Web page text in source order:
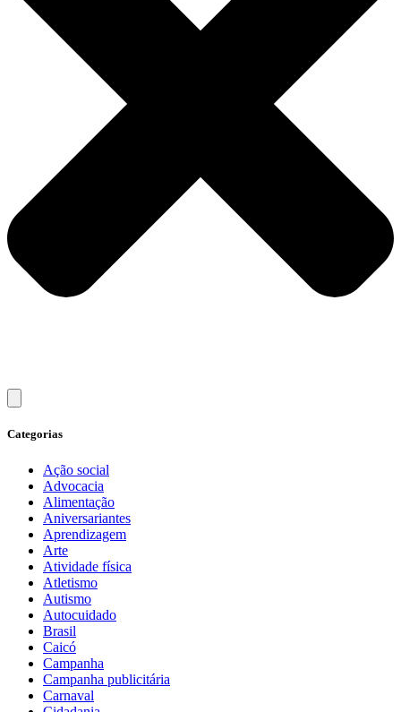
Categorias
Ação social
Advocacia
Alimentação
Aniversariantes
Aprendizagem
Arte
Atividade física
Atletismo
Autismo
Autocuidado
Brasil
Caicó
Campanha
Campanha publicitária
Carnaval